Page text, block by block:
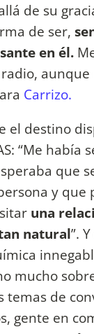
de su
de ser,
en él.
aunque
Carrizo.
el destino
“Me había
que
y que
una
natural”.
mucho
temas de
gente en